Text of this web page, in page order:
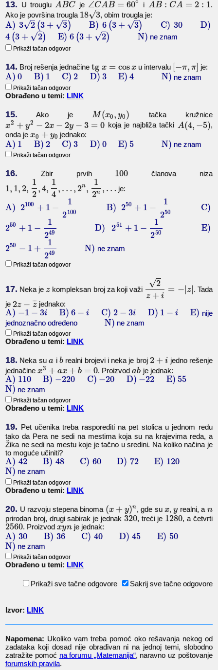
13. U trouglu ABC je ∠CAB = 60∘ i AB : CA = 2 : 1.
Ako je površina trougla 18 3
√ , obim trougla je:
A) 3 2
√ (3 + 3
√ ) B) 6 (3 + 3
√ ) C) 30
D)
4 (3 + 2
√ ) E) 6 (3 + 2
√ ) N) ne znam
Prikaži tačan odgovor
14. Broj rešenja jednačinetgx = cos x u intervalu −π, π] je:
A) 0 B) 1 C) 2 D) 3 E) 4 N) ne znam
Prikaži tačan odgovor
Obrađeno u temi: LINK
15. Ako je M(x0, y0) tačka kružnice
x2 + y2 − 2x − 2y − 3 = 0 koja je najbliža tački A(4, −5),
onda jex0 + y0 jednako:
A) 1 B) 2 C) 3 D) 0 E) 5 N) ne znam
Prikaži tačan odgovor
16. Zbir prvih 100 članova niza
1, 1, 2,
1
2
,4,
1
4
, … ,2n,
1
2n , … je:
A) 2100 + 1 −
1
2100 B) 250 + 1 −
1
250
C)
250 + 1 −
1
249 D) 251 + 1 −
1
250 E)
250 − 1 +
1
249 N) ne znam
Prikaži tačan odgovor
17. Neka jez kompleksan broj za koji važi
2
√
z + i
= − z| . Tada
je 2z − z
¯¯
¯ jednako:
A) −1 − 3i B) 6 − i C) 2 − 3i D) 1 − i E) nije
jednoznačno određeno N) ne znam
Prikaži tačan odgovor
Obrađeno u temi: LINK
18. Neka sua i b realni brojevi i neka je broj 2 + i jedno rešenje
jednačinex3 + ax + b = 0. Proizvodab je jednak:
A) 110 B) −220 C) −20 D) −22 E) 55
N) ne znam
Prikaži tačan odgovor
Obrađeno u temi: LINK
19. Pet učenika treba rasporediti na pet stolica u jednom redu
tako da Pera ne sedi na mestima koja su na krajevima reda, a
Žika ne sedi na mestu koje je tačno u sredini. Na koliko načina je
to moguće učiniti?
A) 42 B) 48 C) 60 D) 72 E) 120
N) ne znam
Prikaži tačan odgovor
Obrađeno u temi: LINK
20. U razvoju stepena binoma (x + y)n, gde su x,y realni, a n
prirodan broj, drugi sabirak je jednak 320, treći je 1280, a četvrti
2560. Proizvodxynje jednak:
A) 30 B) 36 C) 40 D) 45 E) 50
N) ne znam
Prikaži tačan odgovor
Obrađeno u temi: LINK
Prikaži sve tačne odgovore Sakrij sve tačne odgovore
Izvor: LINK
Napomena: Ukoliko vam treba pomoć oko rešavanja nekog od
zadataka koji dosad nije obrađivan ni na jednoj temi, slobodno
zatražite pomoć na forumu „Matemanija“, naravno uz poštovanje
forumskih pravila.